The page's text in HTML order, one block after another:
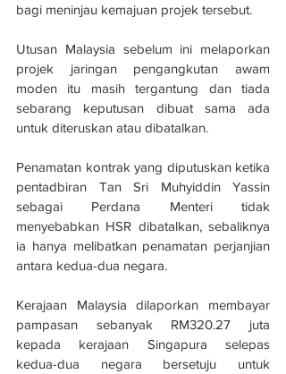
bagi meninjau kemajuan projek tersebut.
Utusan Malaysia sebelum ini melaporkan
projek jaringan pengangkutan awam
moden itu masih tergantung dan tiada
sebarang keputusan dibuat sama ada
untuk diteruskan atau dibatalkan.
Penamatan kontrak yang diputuskan ketika
pentadbiran Tan Sri Muhyiddin Yassin
sebagai Perdana Menteri tidak
menyebabkan HSR dibatalkan, sebaliknya
ia hanya melibatkan penamatan perjanjian
antara kedua-dua negara.
Kerajaan Malaysia dilaporkan membayar
pampasan sebanyak RM320.27 juta
kepada kerajaan Singapura selepas
kedua-dua negara bersetuju untuk